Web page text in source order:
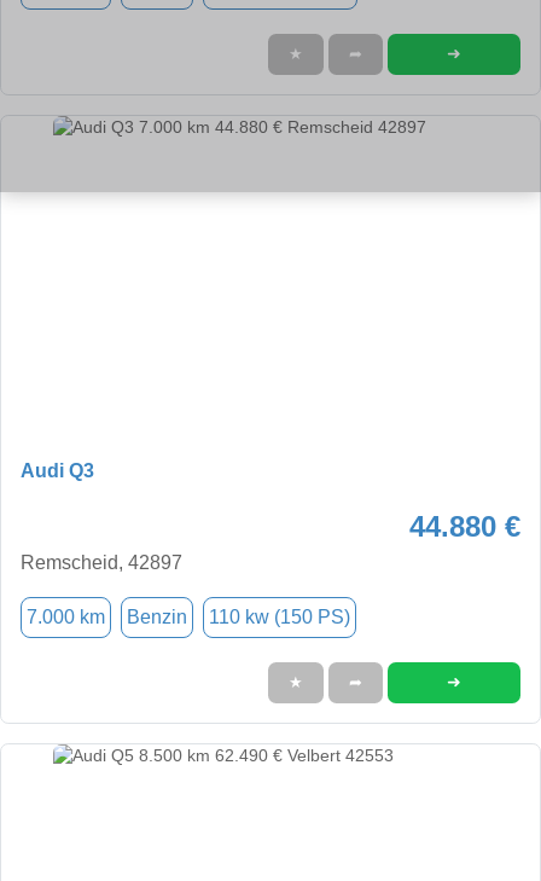
★ ➦ ➜
Audi Q3
44.880 €
Remscheid, 42897
7.000 km Benzin 110 kw (150 PS)
★ ➦ ➜